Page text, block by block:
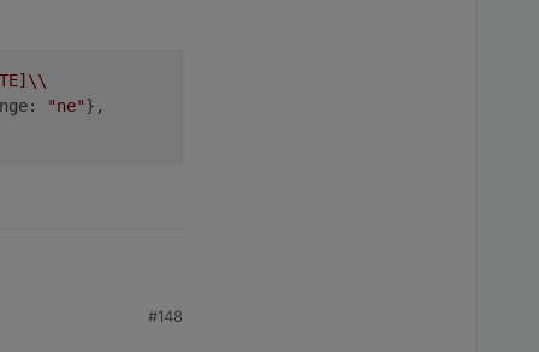
: "ne"},
Trigger, z.B.
#148